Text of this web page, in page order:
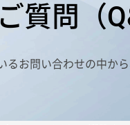
質問（
るお問い合わせの中か